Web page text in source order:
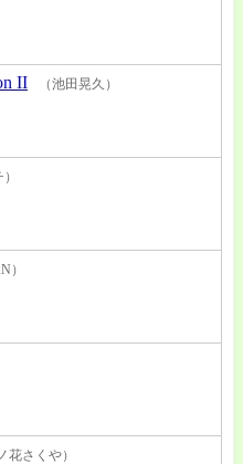
II
（池田晃久）
）
花さくや）